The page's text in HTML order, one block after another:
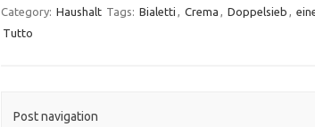
Category: Haushalt Tags: Bialetti , Crema , Doppelsieb ,
Tutto
Post navigation